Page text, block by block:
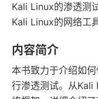
Kali Linux的渗透测
Kali Linux的网络工
内容简介
本书致力于介绍如
行渗透测试。从Kali